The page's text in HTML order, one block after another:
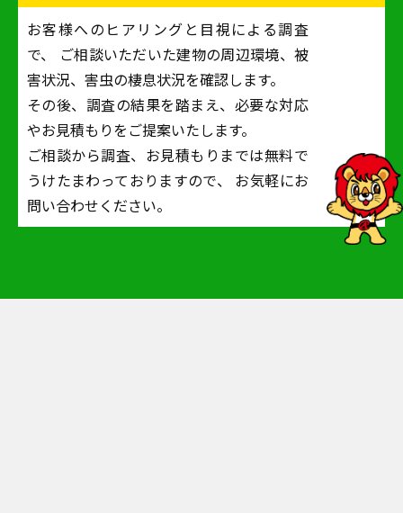
お客様へのヒアリングと目視による調査
で、
ご相談いただいた建物の周辺環境、被
害状況、害虫の棲息状況を確認します。
その後、調査の結果を踏まえ、必要な対応
やお見積もりをご提案いたします。
ご相談から調査、お見積もりまでは無料で
うけたまわっておりますので、
お気軽にお
問い合わせください。